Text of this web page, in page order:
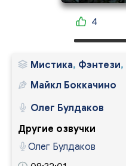
4
Мистика, Фэнтези,
Майкл Боккачино
Олег Булдаков
Другие озвучки
Олег Булдаков